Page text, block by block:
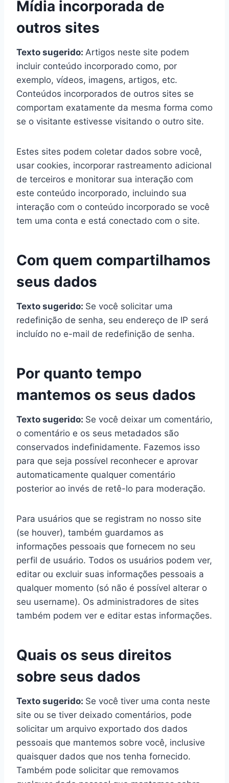
Mídia incorporada de
outros sites
Texto sugerido: Artigos neste site podem
incluir conteúdo incorporado como, por
exemplo, vídeos, imagens, artigos, etc.
Conteúdos incorporados de outros sites se
comportam exatamente da mesma forma como
se o visitante estivesse visitando o outro site.
Estes sites podem coletar dados sobre você,
usar cookies, incorporar rastreamento adicional
de terceiros e monitorar sua interação com
este conteúdo incorporado, incluindo sua
interação com o conteúdo incorporado se você
tem uma conta e está conectado com o site.
Com quem compartilhamos
seus dados
Texto sugerido: Se você solicitar uma
redefinição de senha, seu endereço de IP será
incluído no e-mail de redefinição de senha.
Por quanto tempo
mantemos os seus dados
Texto sugerido: Se você deixar um comentário,
o comentário e os seus metadados são
conservados indefinidamente. Fazemos isso
para que seja possível reconhecer e aprovar
automaticamente qualquer comentário
posterior ao invés de retê-lo para moderação.
Para usuários que se registram no nosso site
(se houver), também guardamos as
informações pessoais que fornecem no seu
perfil de usuário. Todos os usuários podem ver,
editar ou excluir suas informações pessoais a
qualquer momento (só não é possível alterar o
seu username). Os administradores de sites
também podem ver e editar estas informações.
Quais os seus direitos
sobre seus dados
Texto sugerido: Se você tiver uma conta neste
site ou se tiver deixado comentários, pode
solicitar um arquivo exportado dos dados
pessoais que mantemos sobre você, inclusive
quaisquer dados que nos tenha fornecido.
Também pode solicitar que removamos